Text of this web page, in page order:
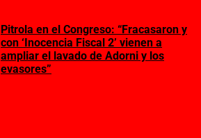
Pitrola en el Congreso: “Fracasaron y
con ‘Inocencia Fiscal 2’ vienen a
ampliar el lavado de Adorni y los
evasores”